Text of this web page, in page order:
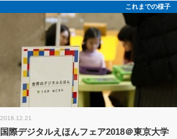
これまでの様子
2018.12.21
国際デジタルえほんフェア2018＠東京大学